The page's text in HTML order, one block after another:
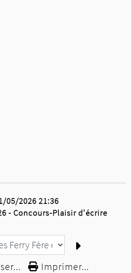
05/2026 21:36
-Concours-Plaisir d'écrire
Imprimer...